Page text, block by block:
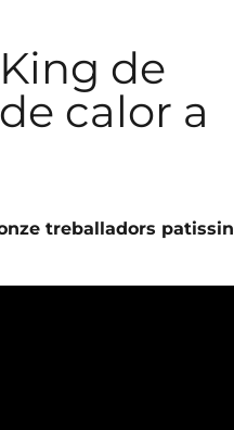
de
calor a
treballadors patissin